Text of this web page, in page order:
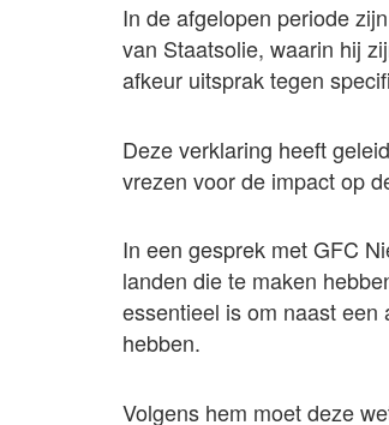
In de afgelopen periode
van Staatsolie, waarin hij
afkeur uitsprak tegen
Deze verklaring heeft
vrezen voor de impact op
In een gesprek met GFC
landen die te maken
essentieel is om naast
hebben.
Volgens hem moet deze